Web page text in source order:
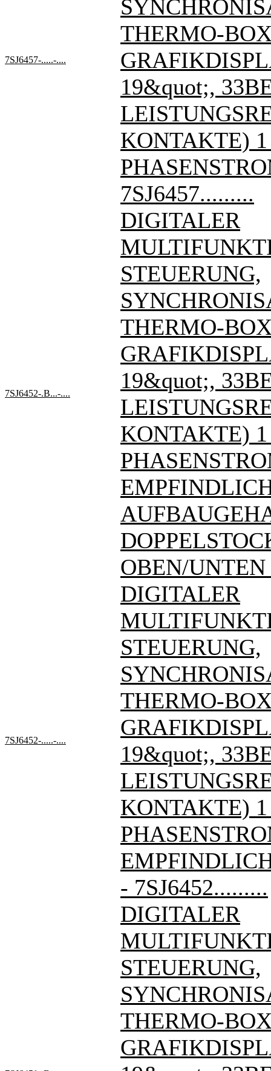
7SJ6457-.....-....
THERMO-
19&quot;,
KONTAKTE)
7SJ6457.........
7SJ6452-.B...-....
DIGITALER
STEUERUNG,
THERMO-
19&quot;,
KONTAKTE)
OBEN/UNTEN
7SJ6452-.....-....
DIGITALER
STEUERUNG,
THERMO-
19&quot;,
KONTAKTE)
- 7SJ6452.........
DIGITALER
STEUERUNG,
THERMO-